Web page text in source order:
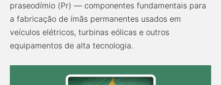
praseodímio (Pr) — componentes fundamentais para
a fabricação de ímãs permanentes usados em
veículos elétricos, turbinas eólicas e outros
equipamentos de alta tecnologia.